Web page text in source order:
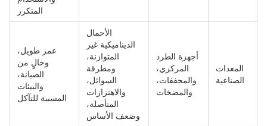
المتكرر
المعدات
الصناعية
أجهزة الطرد
المركزي،
والمجففات،
والمضخات
الأحمال
الديناميكية غير
المتوازنة،
ومطرقة
السوائل،
والاهتزازات
المتأصلة،
وضعف الأساس
عمر طويل،
وخالٍ من
الصيانة،
والبيئات
المسببة للتآكل